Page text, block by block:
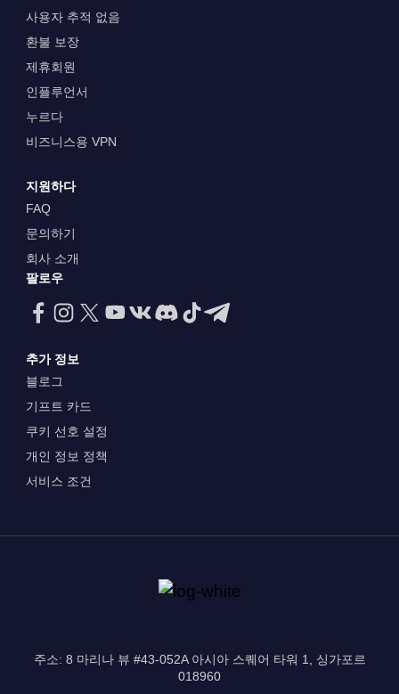
사용자 추적 없음
환불 보장
제휴회원
인플루언서
누르다
비즈니스용 VPN
지원하다
FAQ
문의하기
회사 소개
팔로우
추가 정보
블로그
기프트 카드
쿠키 선호 설정
개인 정보 정책
서비스 조건
주소: 8 마리나 뷰 #43-052A 아시아 스퀘어 타워 1, 싱가포르
018960